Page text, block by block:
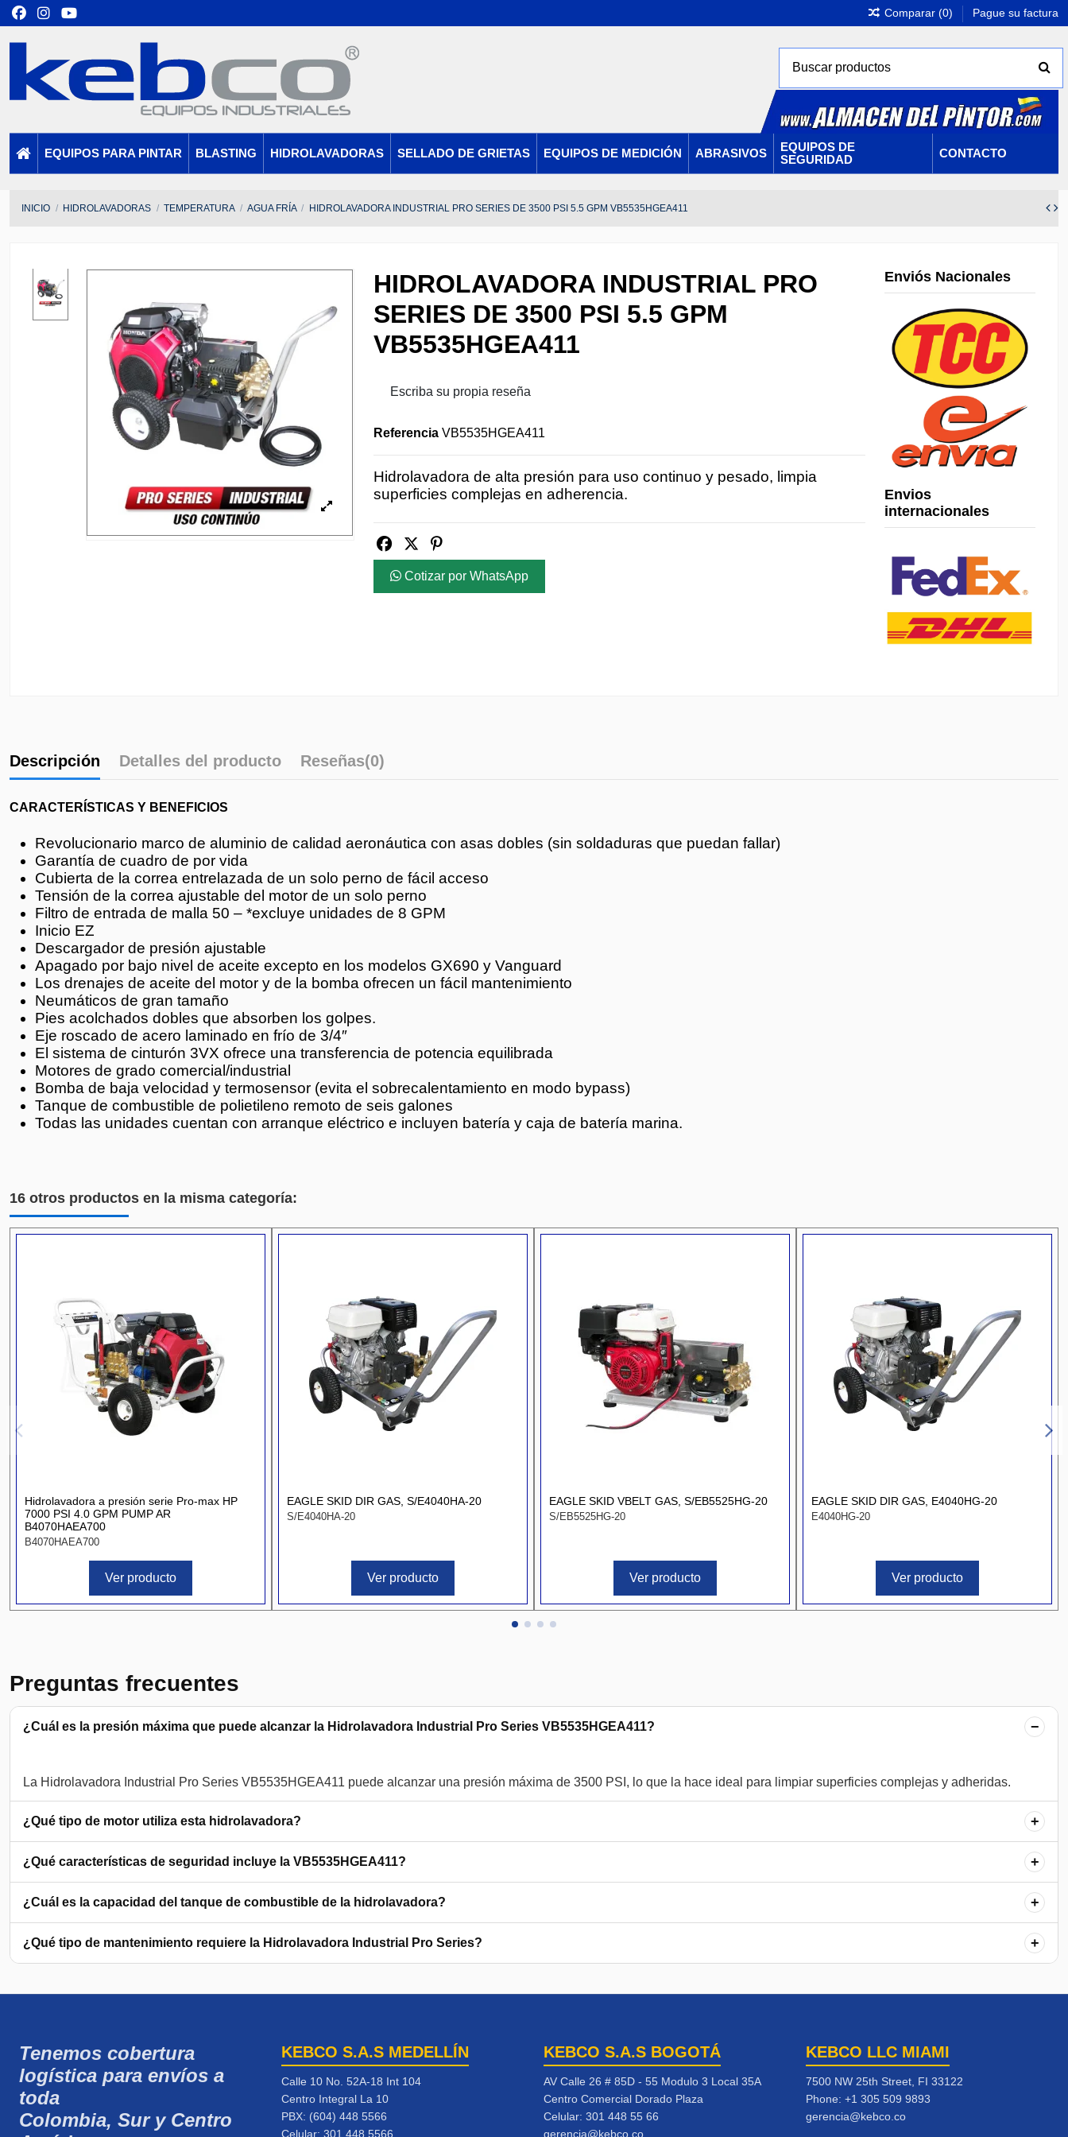
Comparar (0) Pague su factura
EQUIPOS PARA PINTAR BLASTING HIDROLAVADORAS SELLADO DE GRIETAS EQUIPOS DE MEDICIÓN ABRASIVOS
EQUIPOS DE
SEGURIDAD
CONTACTO
INICIO HIDROLAVADORAS TEMPERATURA AGUA FRÍA HIDROLAVADORA INDUSTRIAL PRO SERIES DE 3500 PSI 5.5 GPM VB5535HGEA411
HIDROLAVADORA INDUSTRIAL PRO
SERIES DE 3500 PSI 5.5 GPM
VB5535HGEA411
Escriba su propia reseña
Referencia VB5535HGEA411
Hidrolavadora de alta presión para uso continuo y pesado, limpia
superficies complejas en adherencia.
Cotizar por WhatsApp
Enviós Nacionales
Envios
internacionales
Descripción Detalles del producto Reseñas(0)
CARACTERÍSTICAS Y BENEFICIOS
Revolucionario marco de aluminio de calidad aeronáutica con asas dobles (sin soldaduras que puedan fallar)
Garantía de cuadro de por vida
Cubierta de la correa entrelazada de un solo perno de fácil acceso
Tensión de la correa ajustable del motor de un solo perno
Filtro de entrada de malla 50 – *excluye unidades de 8 GPM
Inicio EZ
Descargador de presión ajustable
Apagado por bajo nivel de aceite excepto en los modelos GX690 y Vanguard
Los drenajes de aceite del motor y de la bomba ofrecen un fácil mantenimiento
Neumáticos de gran tamaño
Pies acolchados dobles que absorben los golpes.
Eje roscado de acero laminado en frío de 3/4″
El sistema de cinturón 3VX ofrece una transferencia de potencia equilibrada
Motores de grado comercial/industrial
Bomba de baja velocidad y termosensor (evita el sobrecalentamiento en modo bypass)
Tanque de combustible de polietileno remoto de seis galones
Todas las unidades cuentan con arranque eléctrico e incluyen batería y caja de batería marina.
16 otros productos en la misma categoría:
Hidrolavadora a presión serie Pro-max HP
7000 PSI 4.0 GPM PUMP AR
B4070HAEA700
B4070HAEA700
Ver producto
EAGLE SKID DIR GAS, S/E4040HA-20
S/E4040HA-20
Ver producto
EAGLE SKID VBELT GAS, S/EB5525HG-20
S/EB5525HG-20
Ver producto
EAGLE SKID DIR GAS, E4040HG-20
E4040HG-20
Ver producto
Preguntas frecuentes
¿Cuál es la presión máxima que puede alcanzar la Hidrolavadora Industrial Pro Series VB5535HGEA411? −
¿Qué tipo de motor utiliza esta hidrolavadora? +
¿Qué características de seguridad incluye la VB5535HGEA411? +
¿Cuál es la capacidad del tanque de combustible de la hidrolavadora? +
¿Qué tipo de mantenimiento requiere la Hidrolavadora Industrial Pro Series? +
Tenemos cobertura
logística para envíos a
toda
Colombia, Sur y Centro
KEBCO S.A.S MEDELLÍN
Calle 10 No. 52A-18 Int 104
Centro Integral La 10
PBX: (604) 448 5566
Celular: 301 448 5566
KEBCO S.A.S BOGOTÁ
AV Calle 26 # 85D - 55 Modulo 3 Local 35A
Centro Comercial Dorado Plaza
Celular: 301 448 55 66
gerencia@kebco.co
KEBCO LLC MIAMI
7500 NW 25th Street, FI 33122
Phone: +1 305 509 9893
gerencia@kebco.co